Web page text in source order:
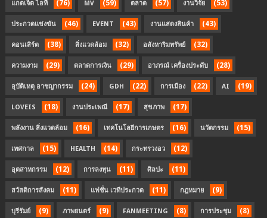
แกดเจ็ต ไอที (76) MV (59) ตลาด (57) งานวิจัย (53)
ประกวดแข่งขัน (46) EVENT (43) งานแสดงสินค้า (43)
คอนเสิร์ต (38) สิ่งแวดล้อม (32) อสังหาริมทรัพย์ (32)
ความงาม (29) ตลาดการเงิน (29) อาภรณ์ เครื่องประดับ (28)
อุบัติเหตุ อาชญากรรม (24) GDH (22) การเมือง (22) AI (19)
LOVEIS (18) งานประเพณี (17) สุขภาพ (17)
พลังงาน สิ่งแวดล้อม (16) เทคโนโลยีการเกษตร (16) นวัตกรรม (15)
เทศกาล (15) HEALTH (14) กระทรวงอว (12)
อุตสาหกรรม (12) การลงทุน (11) ศิลปะ (11)
สวัสดิการสังคม (11) แฟชั่น เวทีประกวด (11) กฎหมาย (9)
บุรีรัมย์ (9) ภาพยนตร์ (9) FANMEETING (8) การประชุม (8)